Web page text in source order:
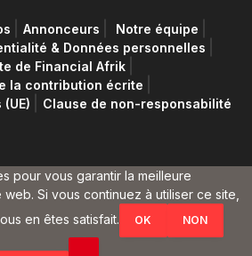
Annonceurs
Notre équipe
& Données personnelles
de Financial Afrik
la contribution écrite
Clause de non-responsabilité
pour vous garantir la meilleure
Si vous continuez à utiliser ce site,
en êtes satisfait.
OK NON